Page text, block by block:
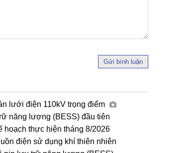
Gửi bình luận
lưới điện 110kV trọng điểm
năng lượng (BESS) đầu tiên
hoạch thực hiện tháng 8/2026
điện sử dụng khí thiên nhiên